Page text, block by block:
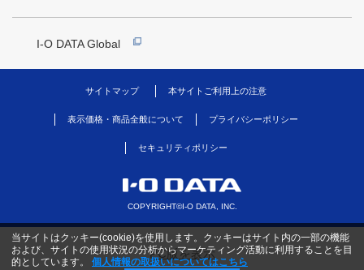
I-O DATA Global
サイトマップ 本サイトご利用上の注意
表示価格・商品全般について プライバシーポリシー
セキュリティポリシー
COPYRIGHT©I-O DATA, INC.
当サイトはクッキー(cookie)を使用します。クッキーはサイト内の一部の機能
および、サイトの使用状況の分析からマーケティング活動に利用することを目
的としています。
個人情報の取扱いについてはこちら
PC版を表示